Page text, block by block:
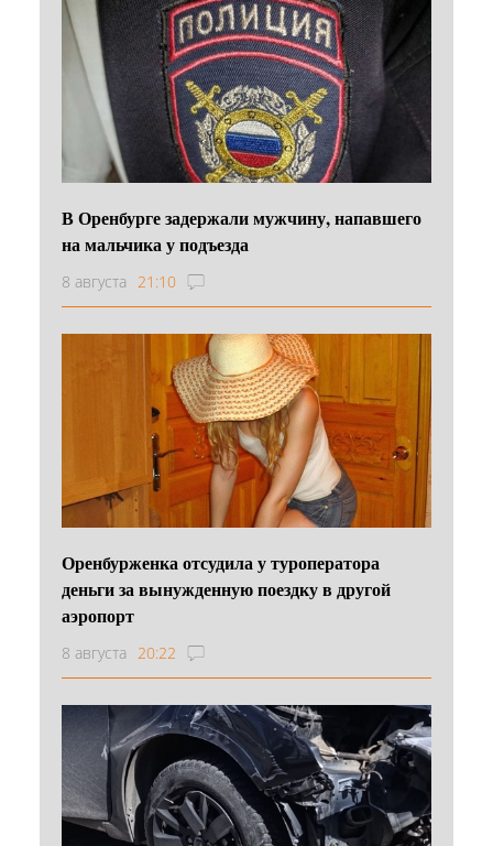
В Оренбурге задержали мужчину, напавшего
на мальчика у подъезда
8 августа 21:10
Оренбурженка отсудила у туроператора
деньги за вынужденную поездку в другой
аэропорт
8 августа 20:22